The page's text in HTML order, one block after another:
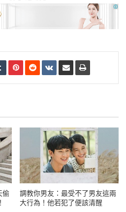
偷
調教你男友：最受不了男友這兩
大行為！他若犯了便該清醒